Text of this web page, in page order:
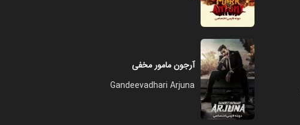
آرجون مامور مخفی
Gandeevadhari Arjuna